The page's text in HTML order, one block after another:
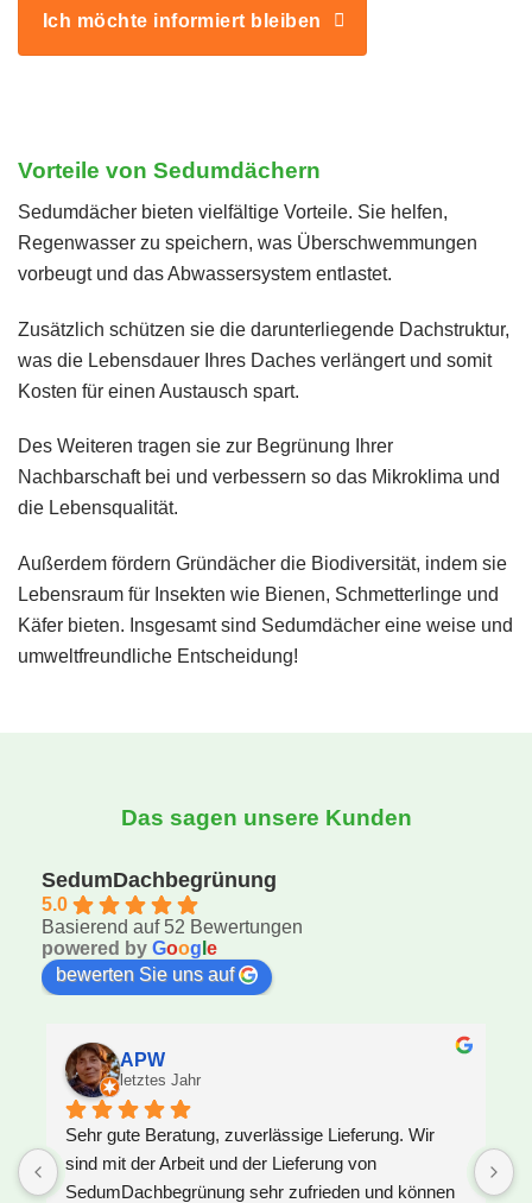
Ich möchte informiert bleiben
Vorteile von Sedumdächern
Sedumdächer bieten vielfältige Vorteile. Sie helfen,
Regenwasser zu speichern, was Überschwemmungen
vorbeugt und das Abwassersystem entlastet.
Zusätzlich schützen sie die darunterliegende Dachstruktur,
was die Lebensdauer Ihres Daches verlängert und somit
Kosten für einen Austausch spart.
Des Weiteren tragen sie zur Begrünung Ihrer
Nachbarschaft bei und verbessern so das Mikroklima und
die Lebensqualität.
Außerdem fördern Gründächer die Biodiversität, indem sie
Lebensraum für Insekten wie Bienen, Schmetterlinge und
Käfer bieten. Insgesamt sind Sedumdächer eine weise und
umweltfreundliche Entscheidung!
Das sagen unsere Kunden
SedumDachbegrünung
5.0
Basierend auf 52 Bewertungen
powered by Goog e
bewerten Sie uns auf
APW
letztes Jahr
Sehr gute Beratung, zuverlässige Lieferung. Wir
sind mit der Arbeit und der Lieferung von
SedumDachbegrünung sehr zufrieden und können